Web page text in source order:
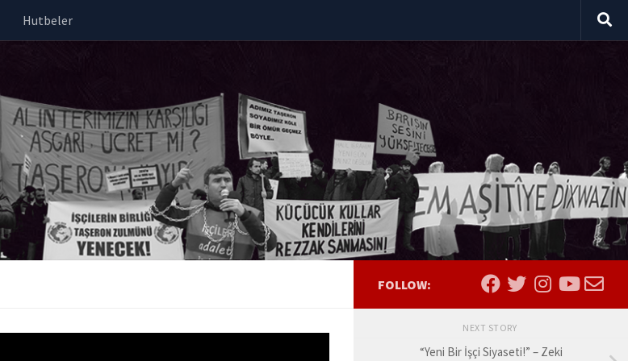
Hutbeler
FOLLOW:
NEXT STORY
“Yeni Bir İşçi Siyaseti!” – Zeki